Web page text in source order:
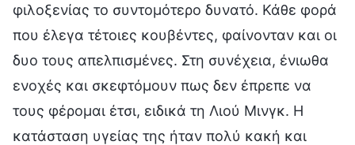
φιλοξενίας το συντομότερο δυνατό. Κάθε φορά
που έλεγα τέτοιες κουβέντες, φαίνονταν και οι
δυο τους απελπισμένες. Στη συνέχεια, ένιωθα
ενοχές και σκεφτόμουν πως δεν έπρεπε να
τους φέρομαι έτσι, ειδικά τη Λιού Μινγκ. Η
κατάσταση υγείας της ήταν πολύ κακή και